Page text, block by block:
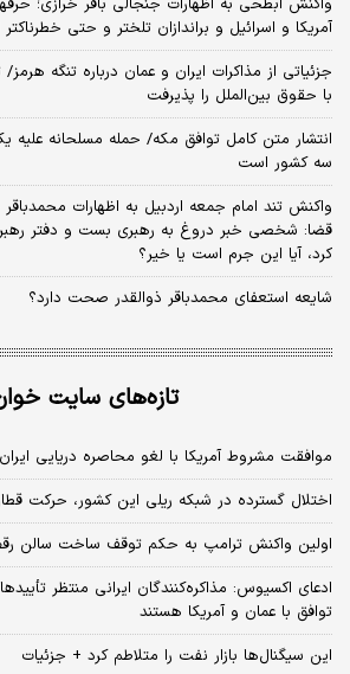
آمریکا و اسرائیل و براندازان تلختر و حتی
جزئیاتی از مذاکرات ایران و عمان درباره تنگه
با حقوق بین‌الملل را پذیرفت
انتشار متن کامل توافق مکه/ حمله مسلحانه علیه
سه کشور است
واکنش تند امام جمعه اردبیل به اظهارات
قضا: شخصی خبر دروغ به رهبری بست و دفتر
کرد، آیا این جرم است یا خیر؟
شایعه استعفای محمدباقر ذوالقدر صحت دارد؟
تازه‌های سایت
موافقت مشروط آمریکا با لغو محاصره دریایی ایران
اختلال گسترده در شبکه ریلی این کشور، حرکت
اولین واکنش ترامپ به حکم توقف ساخت سالن
ادعای اکسیوس: مذاکره‌کنندگان ایرانی منتظر
توافق با عمان و آمریکا هستند
این سیگنال‌ها بازار نفت را متلاطم کرد + جزئیات